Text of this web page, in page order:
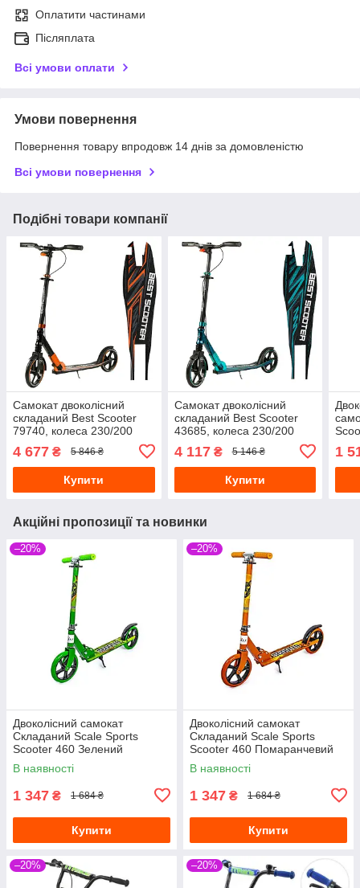
Оплатити частинами
Післяплата
Всі умови оплати
Умови повернення
Повернення товару впродовж 14 днів за домовленістю
Всі умови повернення
Подібні товари компанії
Самокат двоколісний
складаний Best Scooter
79740, колеса 230/200
мм, ручне гальмо, фара,
Помаранчевий
4 677 ₴ 5 846 ₴
Купити
Самокат двоколісний
складаний Best Scooter
43685, колеса 230/200
мм, ручне гальмо, фара,
Бірюзовий
4 117₴ 5 146 ₴
Купити
1
Акційні пропозиції та новинки
–20%
Двоколісний самокат
Складаний Scale Sports
Scooter 460 Зелений
В наявності
1 347 ₴ 1 684 ₴
Купити
–20%
Двоколісний самокат
Складаний Scale Sports
Scooter 460 Помаранчевий
В наявності
1 347 ₴ 1 684 ₴
Купити
–20% –20%